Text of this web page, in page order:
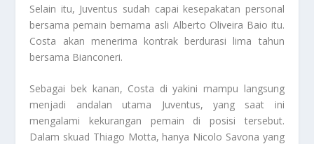
Selain itu, Juventus sudah capai kesepakatan personal
bersama pemain bernama asli Alberto Oliveira Baio itu.
Costa akan menerima kontrak berdurasi lima tahun
bersama Bianconeri.
Sebagai bek kanan, Costa di yakini mampu langsung
menjadi andalan utama Juventus, yang saat ini
mengalami kekurangan pemain di posisi tersebut.
Dalam skuad Thiago Motta, hanya Nicolo Savona yang